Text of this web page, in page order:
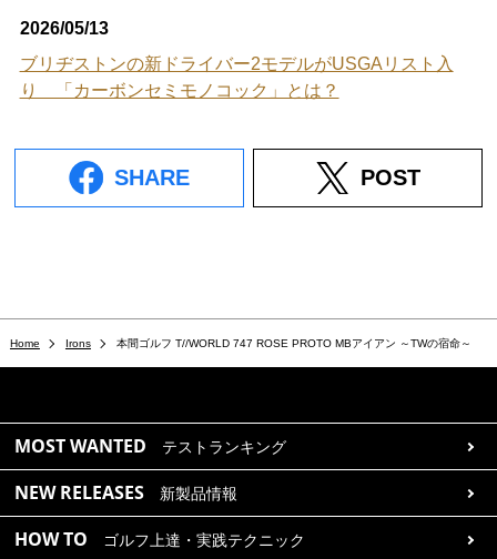
2026/05/13
ブリヂストンの新ドライバー2モデルがUSGAリスト入
り 「カーボンセミモノコック」とは？
SHARE POST
Home Irons 本間ゴルフ T//WORLD 747 ROSE PROTO MBアイアン ～TWの宿命～
MOST WANTED テストランキング
NEW RELEASES 新製品情報
HOW TO ゴルフ上達・実践テクニック